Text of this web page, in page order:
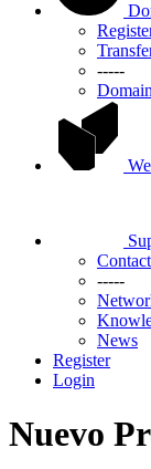
-----
-----
News
Register
Login
Nuevo